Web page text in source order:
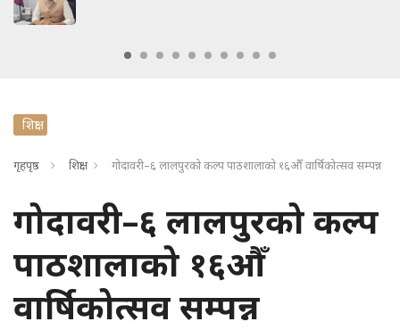
शिक्षा
गृहपृष्ठ शिक्षा गोदावरी–६ लालपुरको कल्प पाठशालाको १६औँ वार्षिकोत्सव सम्पन्न
गोदावरी–६ लालपुरको कल्प
पाठशालाको १६औँ
वार्षिकोत्सव सम्पन्न